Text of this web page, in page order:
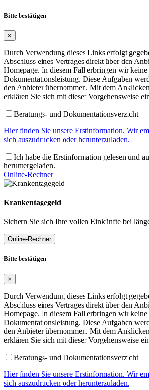
Bitte bestätigen
×
Durch Verwendung dieses Links erfolgt
Abschluss eines Vertrages direkt über den
Homepage. In diesem Fall erbringen wir keine
Dokumentationsleistung. Diese Aufgaben
den Anbieter übernommen. Mit dem
erklären Sie sich mit dieser Vorgehensweise
Beratungs- und Dokumentationsverzicht
Hier finden Sie unsere Erstinformation. Wir
sich auszudrucken oder herunterzuladen.
Ich habe die Erstinformation gelesen und
heruntergeladen.
Online-Rechner
Krankentagegeld
Sichern Sie sich Ihre vollen Einkünfte bei
Online-Rechner
Bitte bestätigen
×
Durch Verwendung dieses Links erfolgt
Abschluss eines Vertrages direkt über den
Homepage. In diesem Fall erbringen wir keine
Dokumentationsleistung. Diese Aufgaben
den Anbieter übernommen. Mit dem
erklären Sie sich mit dieser Vorgehensweise
Beratungs- und Dokumentationsverzicht
Hier finden Sie unsere Erstinformation. Wir
sich auszudrucken oder herunterzuladen.